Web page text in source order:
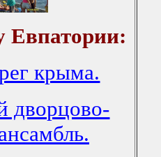
Евпатории:
крыма.
дворцово-